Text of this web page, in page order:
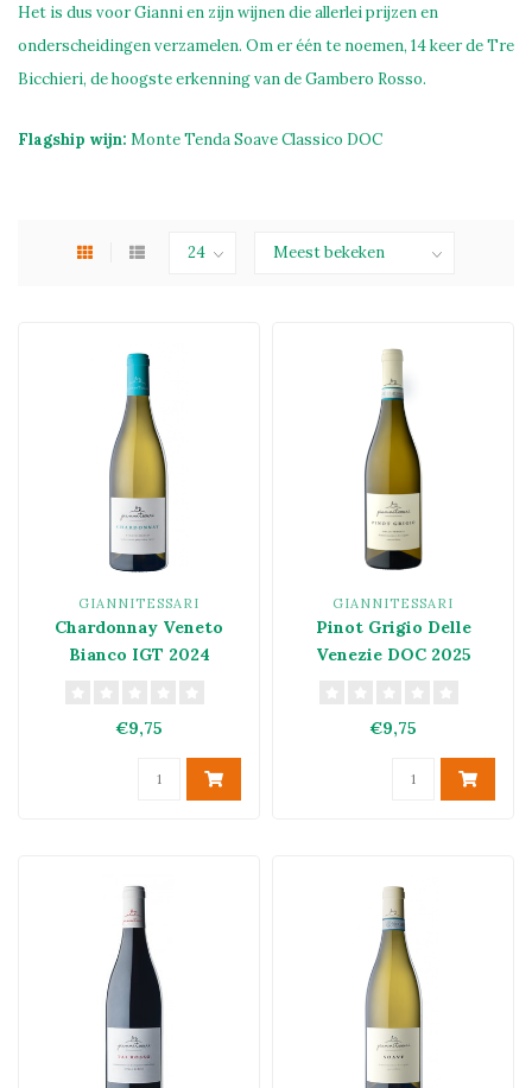
Het is dus voor Gianni en zijn wijnen die allerlei prijzen en
onderscheidingen verzamelen. Om er één te noemen, 14 keer de Tre
Bicchieri, de hoogste erkenning van de Gambero Rosso.
Flagship wijn: Monte Tenda Soave Classico DOC
GIANNITESSARI
Chardonnay Veneto
Bianco IGT 2024
€9,75
GIANNITESSARI
Pinot Grigio Delle
Venezie DOC 2025
€9,75